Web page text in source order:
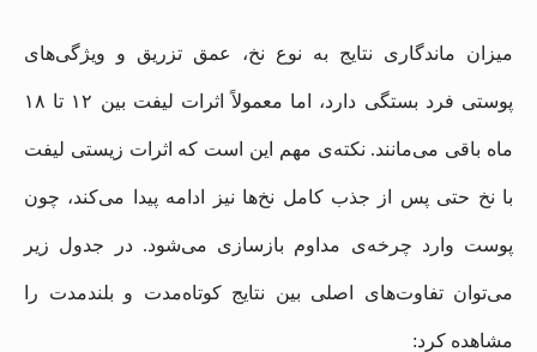
میزان ماندگاری نتایج به نوع نخ، عمق تزریق و ویژگی‌های
پوستی فرد بستگی دارد، اما معمولاً اثرات لیفت بین ۱۲ تا ۱۸
ماه باقی می‌مانند. نکته‌ی مهم این است که اثرات زیستی لیفت
با نخ حتی پس از جذب کامل نخ‌ها نیز ادامه پیدا می‌کند، چون
پوست وارد چرخه‌ی مداوم بازسازی می‌شود. در جدول زیر
می‌توان تفاوت‌های اصلی بین نتایج کوتاه‌مدت و بلندمدت را
مشاهده کرد: